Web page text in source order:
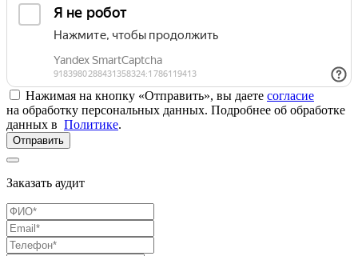
Нажимая на кнопку «Отправить», вы даете согласие
на обработку персональных данных. Подробнее об обработке
данных в Политике.
Отправить
Заказать аудит